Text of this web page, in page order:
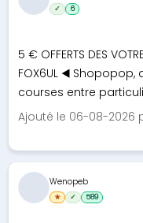
5 € OFFERTS DES
FOX6UL ◀️
courses entre
Ajouté le 06-08-2026
✓ 6
Wenopeb
★ ✓ 589